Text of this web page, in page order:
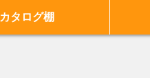
カタログ棚